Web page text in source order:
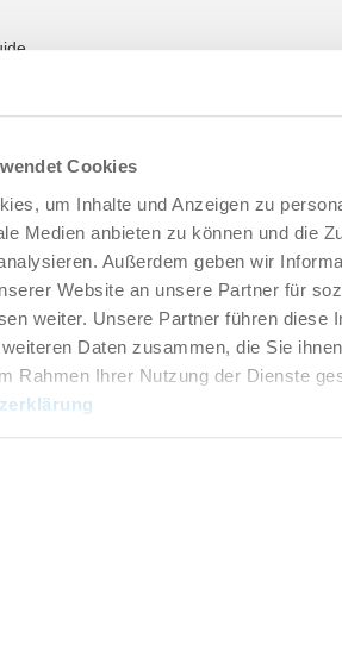
Cookies
um Inhalte und Anzeigen zu
Medien anbieten zu können und die
Außerdem geben wir
Website an unsere Partner für
weiter. Unsere Partner führen diese
Daten zusammen, die Sie
Rahmen Ihrer Nutzung der Dienste
보